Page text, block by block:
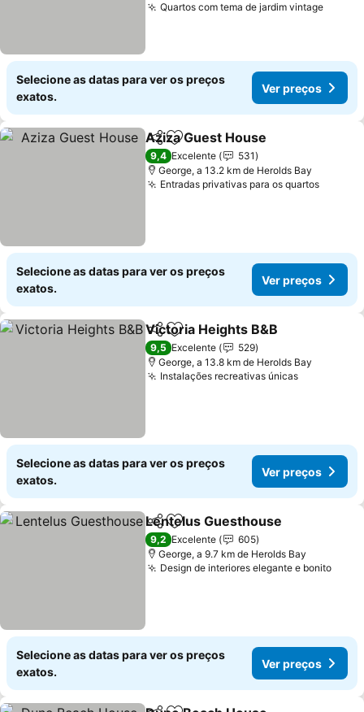
Quartos com tema de jardim vintage
Selecione as datas para ver os preços
exatos.
Ver preços
PartilharAdicionar aos favoritos
Aziza Guest House
9,4 Excelente
531
George, a 13.2 km de Herolds Bay
Entradas privativas para os quartos
Selecione as datas para ver os preços
exatos.
Ver preços
PartilharAdicionar aos favoritos
Victoria Heights B&B
9,5 Excelente
529
George, a 13.8 km de Herolds Bay
Instalações recreativas únicas
Selecione as datas para ver os preços
exatos.
Ver preços
PartilharAdicionar aos favoritos
Lentelus Guesthouse
9,2 Excelente
605
George, a 9.7 km de Herolds Bay
Design de interiores elegante e bonito
Selecione as datas para ver os preços
exatos.
Ver preços